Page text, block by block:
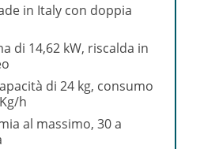
in Italy con doppia
di 14,62 kW, riscalda in
di 24 kg, consumo
h
al massimo, 30 a